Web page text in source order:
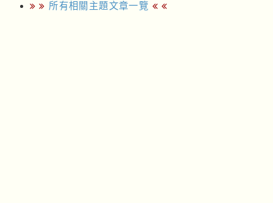
所有相關主題文章一覽